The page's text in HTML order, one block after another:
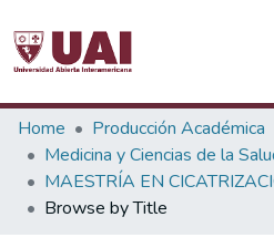
Communities & Collections
All of DSpace
Home
Producción Académica
Medicina y Ciencias de la
MAESTRÍA EN
Browse by Title